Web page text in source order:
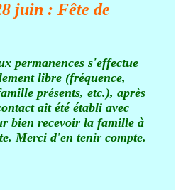
juin : Fête de
permanences s'effectue
libre (fréquence,
présents, etc.), après
ait été établi avec
bien recevoir la famille à
Merci d'en tenir compte.